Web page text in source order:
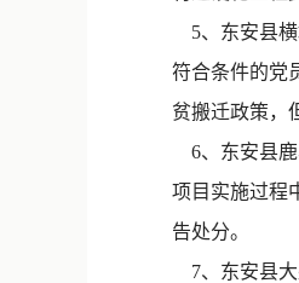
5、东安县横
符合条件的党
贫搬迁政策，
6、东安县鹿
项目实施过程
告处分。
7、东安县大